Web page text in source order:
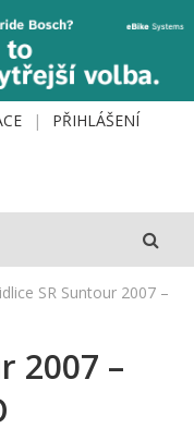
PŘIHLÁŠENÍ
SR Suntour 2007 –
2007 –